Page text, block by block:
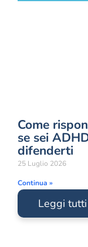
Come
se sei
difenderti
25 Luglio 2026
Continua »
Leggi